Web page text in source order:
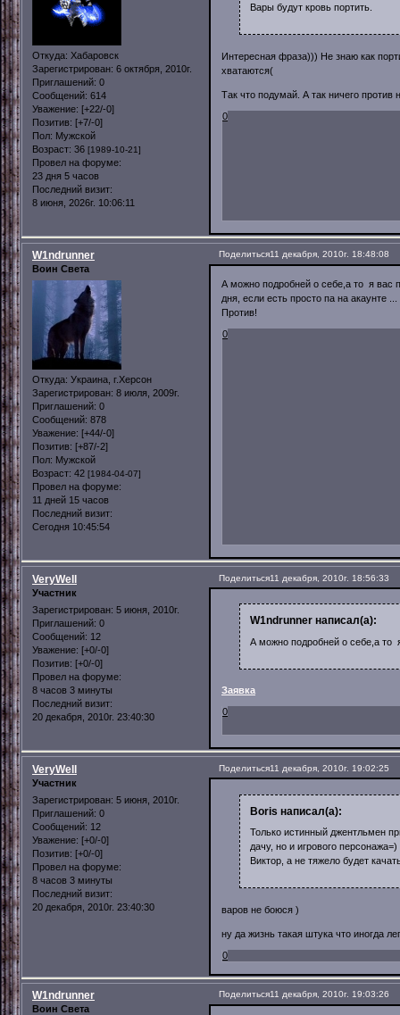
Откуда: Хабаровск
Зарегистрирован: 6 октября, 2010г.
Приглашений: 0
Сообщений: 614
Уважение: [+22/-0]
Позитив: [+7/-0]
Пол: Мужской
Возраст: 36 [1989-10-21]
Провел на форуме:
23 дня 5 часов
Последний визит:
8 июня, 2026г. 10:06:11
Вары будут кровь портить.
Интересная фраза))) Не знаю как
хватаются(
Так что подумай. А так ничего
0
Поделиться11 декабря, 2010г. 18:48:08
W1ndrunner
Воин Света
Откуда: Украина, г.Херсон
Зарегистрирован: 8 июля, 2009г.
Приглашений: 0
Сообщений: 878
Уважение: [+44/-0]
Позитив: [+87/-2]
Пол: Мужской
Возраст: 42 [1984-04-07]
Провел на форуме:
11 дней 15 часов
Последний визит:
Сегодня 10:45:54
А можно подробней о себе,а то я вас
дня, если есть просто па на акаунте
Против!
0
Поделиться11 декабря, 2010г. 18:56:33
VeryWell
Участник
Зарегистрирован: 5 июня, 2010г.
Приглашений: 0
Сообщений: 12
Уважение: [+0/-0]
Позитив: [+0/-0]
Провел на форуме:
8 часов 3 минуты
Последний визит:
20 декабря, 2010г. 23:40:30
W1ndrunner написал(а):
А можно подробней о себе,а то
Заявка
0
Поделиться11 декабря, 2010г. 19:02:25
VeryWell
Участник
Зарегистрирован: 5 июня, 2010г.
Приглашений: 0
Сообщений: 12
Уважение: [+0/-0]
Позитив: [+0/-0]
Провел на форуме:
8 часов 3 минуты
Последний визит:
20 декабря, 2010г. 23:40:30
Boris написал(а):
Только истинный джентльмен
дачу, но и игрового персонажа=)
Виктор, а не тяжело будет
варов не боюся )
ну да жизнь такая штука что иногда
0
Поделиться11 декабря, 2010г. 19:03:26
W1ndrunner
Воин Света